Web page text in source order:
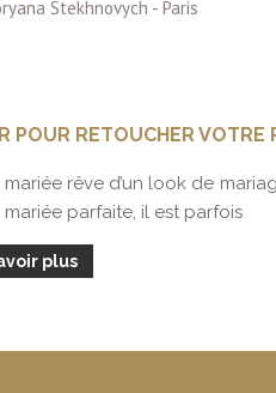
POUR RETOUCHER VOTRE
rêve d’un look de
parfaite, il est parfois
plus